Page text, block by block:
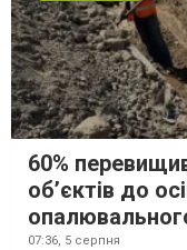
60%
об’єктів до
07:36, 5 серпня